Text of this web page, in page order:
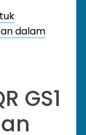
dalam
GS1